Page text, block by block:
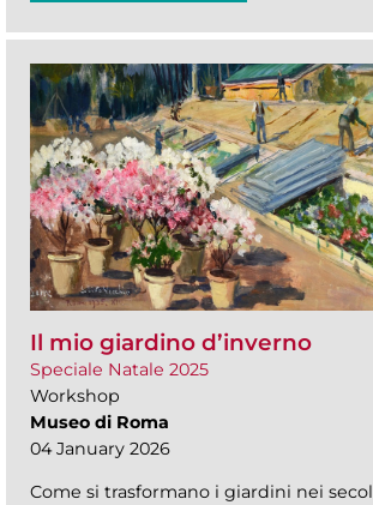
Il mio giardino d’inverno
Speciale Natale 2025
Workshop
Museo di Roma
04 January 2026
Come si trasformano i giardini nei